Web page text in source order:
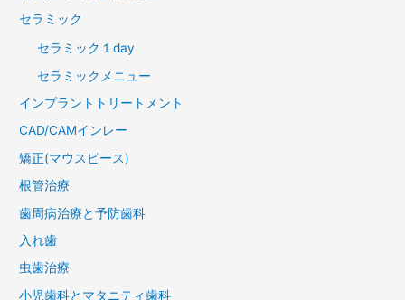
セラミック
セラミック１day
セラミックメニュー
インプラントトリートメント
CAD/CAMインレー
矯正(マウスピース)
根管治療
歯周病治療と予防歯科
入れ歯
虫歯治療
小児歯科とマタニティ歯科